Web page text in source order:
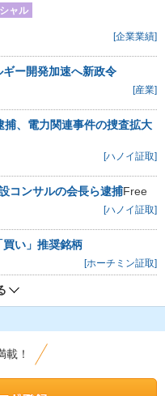
ャル
[企業業績]
ー開発加速へ新政令
[産業]
、電力関連事件の捜査拡大
[ハノイ証取]
コンサルの会長ら逮捕Free
[ハノイ証取]
い」推奨銘柄
[ホーチミン証取]
載！